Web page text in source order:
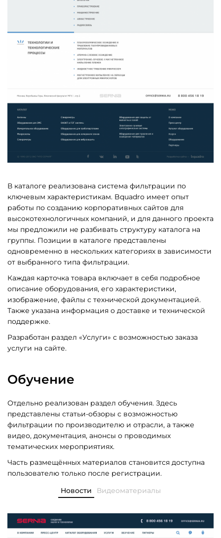
В каталоге реализована система фильтрации по
ключевым характеристикам. Bquadro имеет опыт
работы по созданию корпоративных сайтов для
высокотехнологичных компаний, и для данного проекта
мы предложили не разбивать структуру каталога на
группы. Позиции в каталоге представлены
одновременно в нескольких категориях в зависимости
от выбранного типа фильтрации.
Каждая карточка товара включает в себя подробное
описание оборудования, его характеристики,
изображение, файлы с технической документацией.
Также указана информация о доставке и технической
поддержке.
Разработан раздел «Услуги» с возможностью заказа
услуги на сайте.
Обучение
Отдельно реализован раздел обучения. Здесь
представлены статьи-обзоры с возможностью
фильтрации по производителю и отрасли, а также
видео, документация, анонсы о проводимых
тематических мероприятиях.
Часть размещённых материалов становится доступна
пользователю только после регистрации.
Новости
Видеоматериалы